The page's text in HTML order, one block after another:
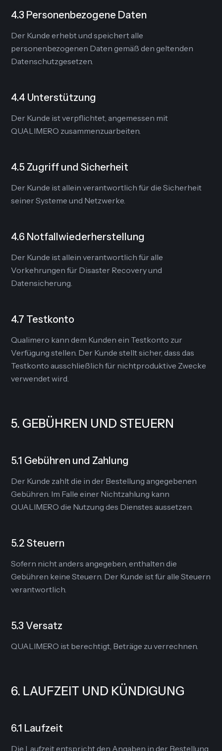
4.3 Personenbezogene Daten
Der Kunde erhebt und speichert alle
personenbezogenen Daten gemäß den geltenden
Datenschutzgesetzen.
4.4 Unterstützung
Der Kunde ist verpflichtet, angemessen mit
QUALIMERO zusammenzuarbeiten.
4.5 Zugriff und Sicherheit
Der Kunde ist allein verantwortlich für die Sicherheit
seiner Systeme und Netzwerke.
4.6 Notfallwiederherstellung
Der Kunde ist allein verantwortlich für alle
Vorkehrungen für Disaster Recovery und
Datensicherung.
4.7 Testkonto
Qualimero kann dem Kunden ein Testkonto zur
Verfügung stellen. Der Kunde stellt sicher, dass das
Testkonto ausschließlich für nichtproduktive Zwecke
verwendet wird.
5. GEBÜHREN UND STEUERN
5.1 Gebühren und Zahlung
Der Kunde zahlt die in der Bestellung angegebenen
Gebühren. Im Falle einer Nichtzahlung kann
QUALIMERO die Nutzung des Dienstes aussetzen.
5.2 Steuern
Sofern nicht anders angegeben, enthalten die
Gebühren keine Steuern. Der Kunde ist für alle Steuern
verantwortlich.
5.3 Versatz
QUALIMERO ist berechtigt, Beträge zu verrechnen.
6. LAUFZEIT UND KÜNDIGUNG
6.1 Laufzeit
Die Laufzeit entspricht den Angaben in der Bestellung.